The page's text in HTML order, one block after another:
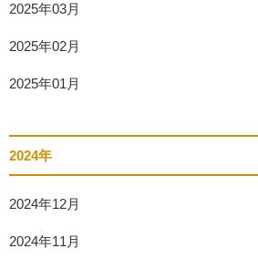
2025年03月
2025年02月
2025年01月
2024年
2024年12月
2024年11月